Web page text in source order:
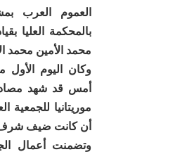
العموم العرب
بالمحكمة العليا
محمد الأمين محمد
وكان اليوم الأول
أمس قد شهد
موريتانيا للجمعية
أن كانت ضيف
وتضمنت أعمال